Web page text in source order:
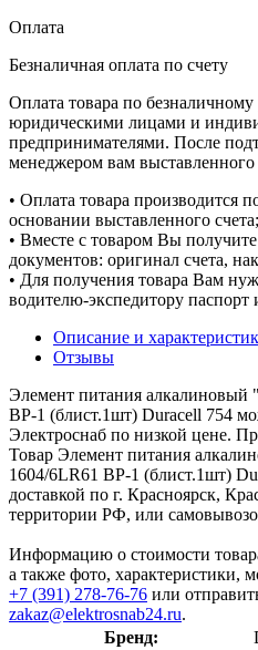
Оплата
Безналичная оплата по счету
Оплата товара по
юридическими лицами и
предпринимателями. После
менеджером вам выставленного
• Оплата товара производится
основании выставленного счета;
• Вместе с товаром Вы
документов: оригинал счета,
• Для получения товара Вам
водителю-экспедитору паспорт
Описание и
Отзывы
Элемент питания алкалиновый
ВР-1 (блист.1шт) Duracell 754
Электроснаб по низкой цене.
Товар Элемент питания
1604/6LR61 ВР-1 (блист.1шт)
доставкой по г. Красноярск,
территории РФ, или
Информацию о стоимости
а также фото, характеристики,
+7 (391) 278-76-76 или
zakaz@elektrosnab24.ru.
Бренд: